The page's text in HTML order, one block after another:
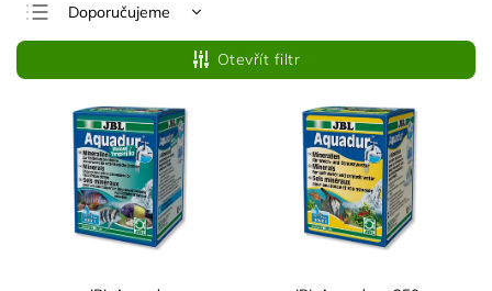
Doporučujeme
Nejlevnější
Nejdražší
Nejprodávanější
Abecedně
Otevřít filtr